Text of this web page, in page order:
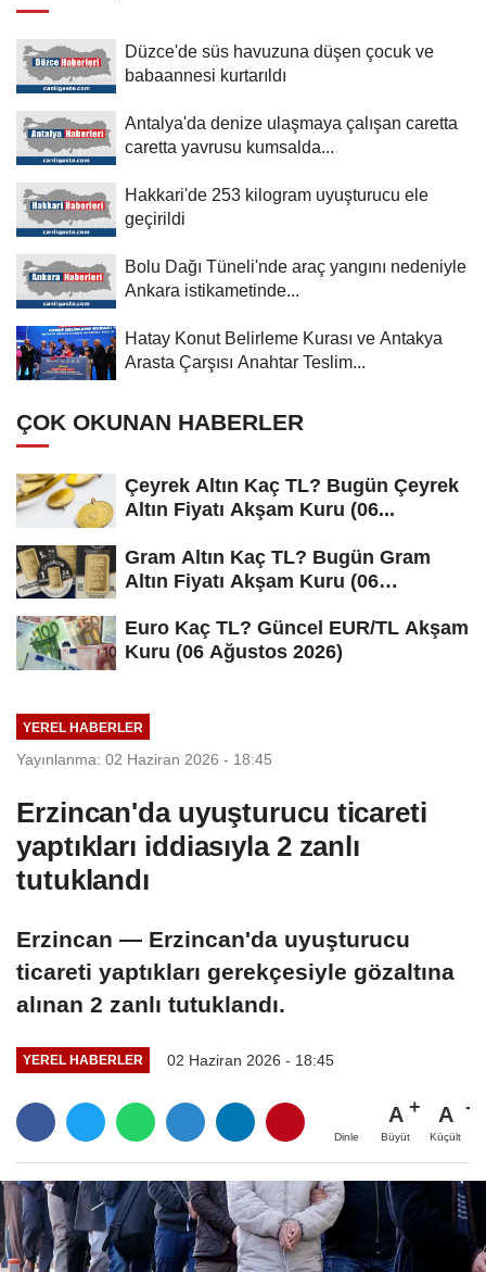
Düzce'de süs havuzuna düşen çocuk ve
babaannesi kurtarıldı
Antalya'da denize ulaşmaya çalışan caretta
caretta yavrusu kumsalda...
Hakkari'de 253 kilogram uyuşturucu ele
geçirildi
Bolu Dağı Tüneli'nde araç yangını nedeniyle
Ankara istikametinde...
Hatay Konut Belirleme Kurası ve Antakya
Arasta Çarşısı Anahtar Teslim...
ÇOK OKUNAN HABERLER
Çeyrek Altın Kaç TL? Bugün Çeyrek
Altın Fiyatı Akşam Kuru (06...
Gram Altın Kaç TL? Bugün Gram
Altın Fiyatı Akşam Kuru (06
Euro Kaç TL? Güncel EUR/TL Akşam
Kuru (06 Ağustos 2026)
YEREL HABERLER
Yayınlanma: 02 Haziran 2026 - 18:45
Erzincan'da uyuşturucu ticareti
yaptıkları iddiasıyla 2 zanlı
tutuklandı
Erzincan — Erzincan'da uyuşturucu
ticareti yaptıkları gerekçesiyle gözaltına
alınan 2 zanlı tutuklandı.
YEREL HABERLER 02 Haziran 2026 - 18:45
Dinle
A
Büyüt
A
Küçült